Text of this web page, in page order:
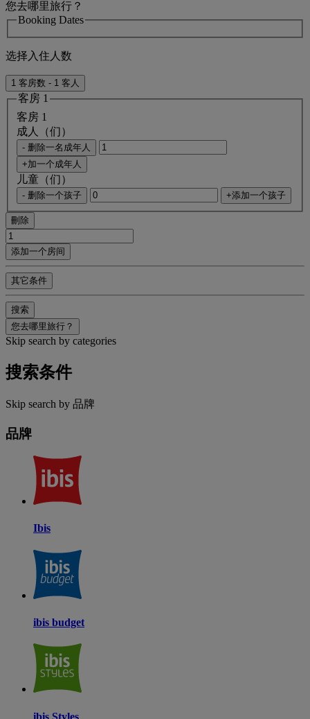
您去哪里旅行？
Booking Dates
选择入住人数
1 客房数 - 1 客人
客房 1
客房 1
成人（们）
- 删除一名成年人
+加一个成年人
儿童（们）
- 删除一个孩子 +添加一个孩子
刪除
添加一个房间
其它条件
搜索
您去哪里旅行？
Skip search by categories
搜索条件
Skip search by 品牌
品牌
Ibis
ibis budget
ibis Styles